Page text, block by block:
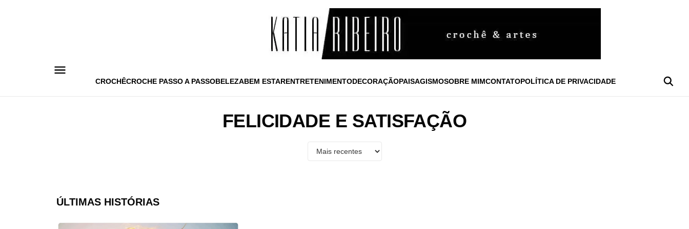
CROCHÊCROCHE PASSO A PASSOBELEZABEM ESTARENTRETENIMENTODECORAÇÃOPAISAGISMOSOBRE MIMCONTATOPOLÍTICA DE PRIVACIDADE
FELICIDADE E SATISFAÇÃO
ÚLTIMAS HISTÓRIAS